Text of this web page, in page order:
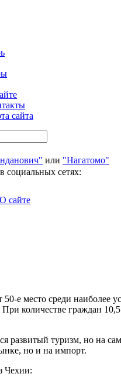
сайта
или "Нагатомо"
социальных сетях:
О сайте
е место среди
количестве граждан
развитый туризм, но на
но и на импорт.
Чехии: